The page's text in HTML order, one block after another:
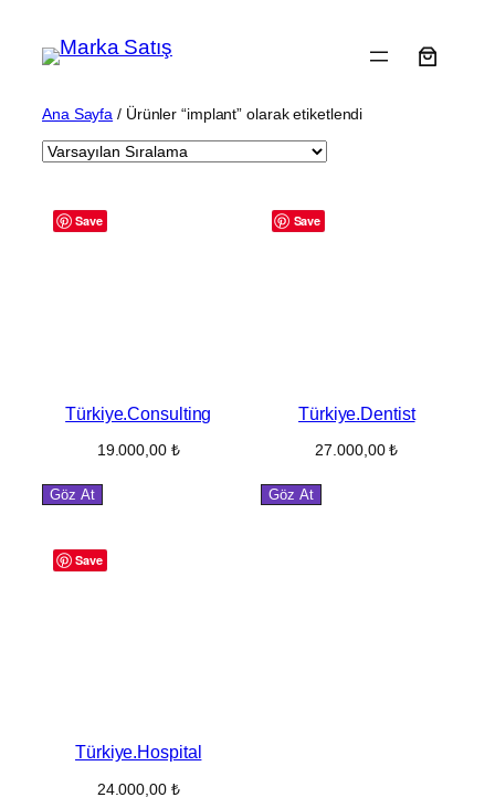
geç
Ana Sayfa / Ürünler “implant” olarak etiketlendi
Save
Türkiye.Consulting
19.000,00 ₺
Göz At
Save
Türkiye.Dentist
27.000,00₺
Göz At
Save
Türkiye.Hospital
24.000,00 ₺